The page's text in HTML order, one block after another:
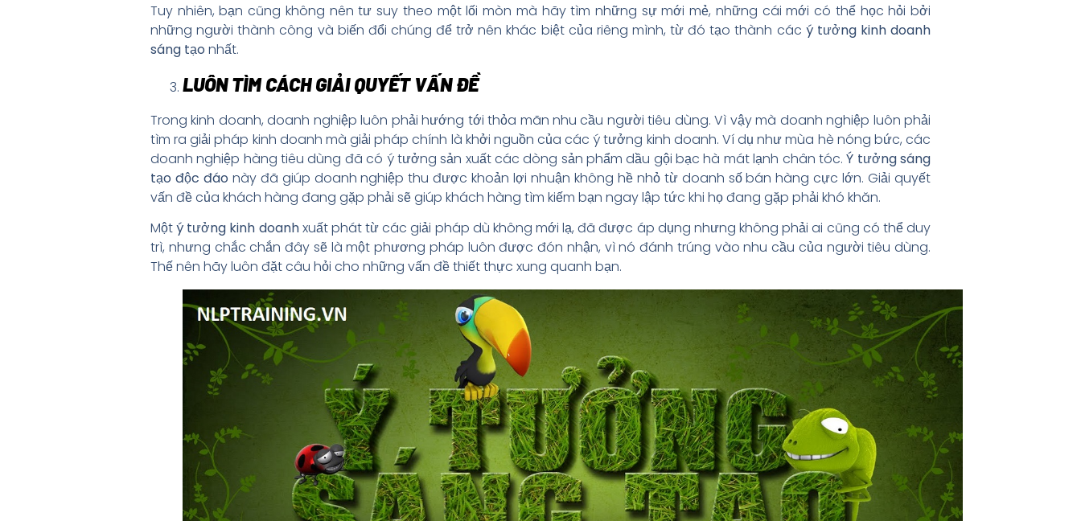
Tuy nhiên, bạn cũng không nên tư suy theo một lối mòn mà hãy tìm những sự mới mẻ, những cái mới có thể học hỏi bởi
những người thành công và biến đổi chúng để trở nên khác biệt của riêng mình, từ đó tạo thành các ý tưởng kinh doanh
sáng tạo nhất.
LUÔN TÌM CÁCH GIẢI QUYẾT VẤN ĐỀ
Trong kinh doanh, doanh nghiệp luôn phải hướng tới thỏa mãn nhu cầu người tiêu dùng. Vì vậy mà doanh nghiệp luôn phải
tìm ra giải pháp kinh doanh mà giải pháp chính là khởi nguồn của các ý tưởng kinh doanh. Ví dụ như mùa hè nóng bức, các
doanh nghiệp hàng tiêu dùng đã có ý tưởng sản xuất các dòng sản phẩm dầu gội bạc hà mát lạnh chân tóc.Ý tưởng sáng
tạo độc đáo này đã giúp doanh nghiệp thu được khoản lợi nhuận không hề nhỏ từ doanh số bán hàng cực lớn. Giải quyết
vấn đề của khách hàng đang gặp phải sẽ giúp khách hàng tìm kiếm bạn ngay lập tức khi họ đang gặp phải khó khăn.
Mộtý tưởng kinh doanhxuất phát từ các giải pháp dù không mới lạ, đã được áp dụng nhưng không phải ai cũng có thể duy
trì, nhưng chắc chắn đây sẽ là một phương pháp luôn được đón nhận, vì nó đánh trúng vào nhu cầu của người tiêu dùng.
Thế nên hãy luôn đặt câu hỏi cho những vấn đề thiết thực xung quanh bạn.